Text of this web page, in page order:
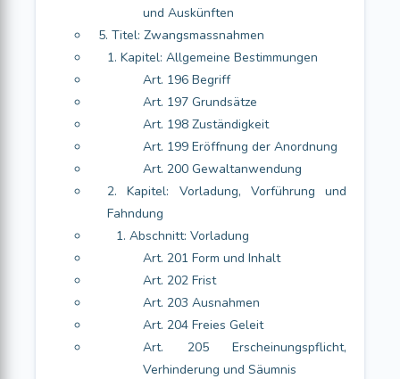
und Auskünften
5. Titel: Zwangsmassnahmen
1. Kapitel: Allgemeine Bestimmungen
Art. 196 Begriff
Art. 197 Grundsätze
Art. 198 Zuständigkeit
Art. 199 Eröffnung der Anordnung
Art. 200 Gewaltanwendung
2. Kapitel: Vorladung, Vorführung und
Fahndung
1. Abschnitt: Vorladung
Art. 201 Form und Inhalt
Art. 202 Frist
Art. 203 Ausnahmen
Art. 204 Freies Geleit
Art. 205 Erscheinungspflicht,
Verhinderung und Säumnis